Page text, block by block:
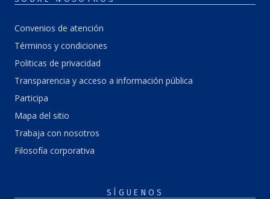
Convenios de atención
Términos y condiciones
Politicas de privacidad
Transparencia y acceso a información pública
Participa
Mapa del sitio
Trabaja con nosotros
Filosofía corporativa
SÍGUENOS